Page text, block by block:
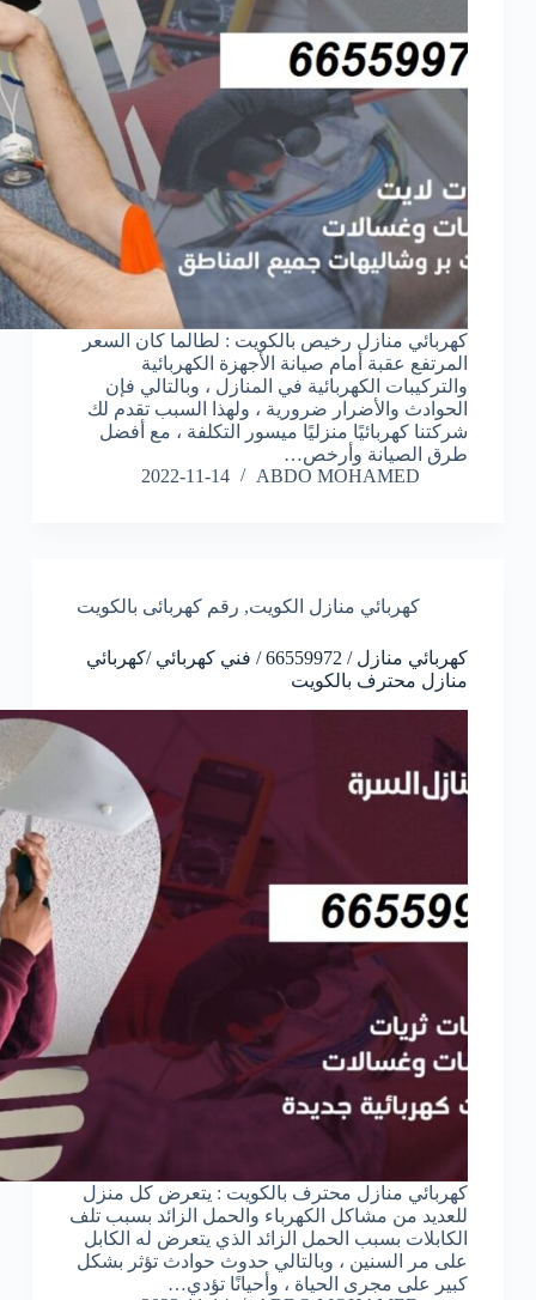
كهربائي منازل رخيص بالكويت : لطالما كان السعر
المرتفع عقبة أمام صيانة الأجهزة الكهربائية
والتركيبات الكهربائية في المنازل ، وبالتالي فإن
الحوادث والأضرار ضرورية ، ولهذا السبب تقدم لك
شركتنا كهربائيًا منزليًا ميسور التكلفة ، مع أفضل
طرق الصيانة وأرخص…
ABDO MOHAMED
2022-11-14
كهربائي منازل الكويت, رقم كهربائى بالكويت
كهربائي منازل / 66559972 / فني كهربائي /كهربائي
منازل محترف بالكويت
كهربائي منازل محترف بالكويت : يتعرض كل منزل
للعديد من مشاكل الكهرباء والحمل الزائد بسبب تلف
الكابلات بسبب الحمل الزائد الذي يتعرض له الكابل
على مر السنين ، وبالتالي حدوث حوادث تؤثر بشكل
كبير على مجرى الحياة ، وأحيانًا تؤدي…